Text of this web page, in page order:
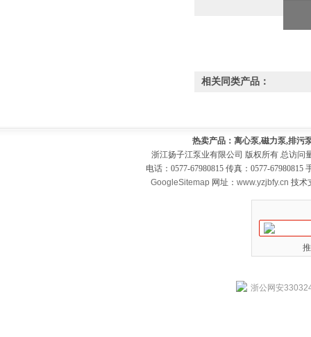
相关同类产品：
热卖产品：离心泵,磁力泵,排污
浙江扬子江泵业有限公司 版权所有 总访问
电话：0577-67980815 传真：0577-
GoogleSitemap 网址： www.yzjbfy.cn 技术
浙公网安